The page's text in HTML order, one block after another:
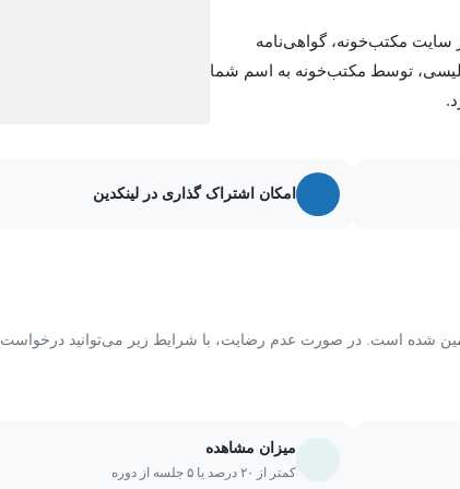
سایت مکتب‌خونه، گواهی‌نامه
توسط مکتب‌خونه به اسم شما
امکان اشتراک گذاری در لینکدین
شده است. در صورت عدم رضایت، با شرایط زیر می‌توانید درخواست
میزان مشاهده
کمتر از ۲۰ درصد یا ۵ جلسه از دوره